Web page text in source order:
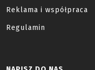
Reklama i współpraca
Regulamin